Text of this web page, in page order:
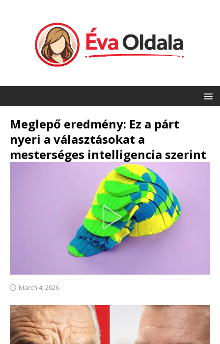
Meglepő eredmény: Ez a párt
nyeri a választásokat a
mesterséges intelligencia szerint
March 4, 2026